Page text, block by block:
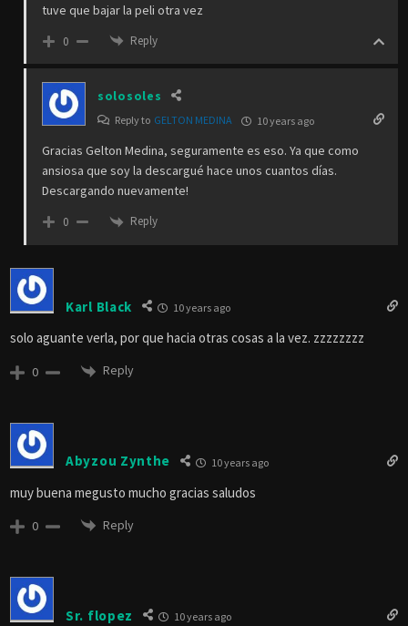
tuve que bajar la peli otra vez
0 Reply
solosoles
Reply to GELTON MEDINA 10 years ago
Gracias Gelton Medina, seguramente es eso. Ya que como
ansiosa que soy la descargué hace unos cuantos días.
Descargando nuevamente!
0 Reply
Karl Black 10 years ago
solo aguante verla, por que hacia otras cosas a la vez. zzzzzzzz
0 Reply
Abyzou Zynthe 10 years ago
muy buena megusto mucho gracias saludos
0 Reply
Sr. flopez 10 years ago